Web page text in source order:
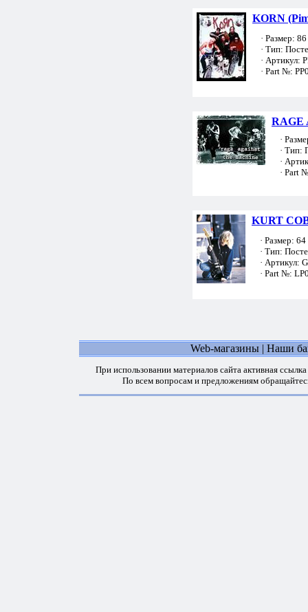
KORN
· Размер:
· Тип:
· Артикул:
· Part №:
RAGE
·
· Тип:
·
· Part
KURT
· Размер: 64
· Тип:
· Артикул:
· Part №:
Web-магазины | Наши
При использовании материалов сайта активная
По всем вопросам и предложениям